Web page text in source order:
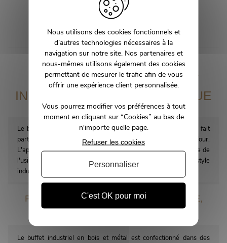
1 299,00 € 1 119,99 €
CRAQUEZ POUR UN BAHUT
INDUSTRIEL CHIC ET PRATIQUE
Le buffet industriel, aussi appelé enfilade ou bahut industriel, fait
partie du meuble de rangement incontournable côté séjour.
L'appellation de buffet style industriel est empruntée au monde de
l'usine et inspirée des lofts new-yorkais de Brooklyn. Le style
industriel est un style qui séduit. Cap sur l’ambiance factory !
POUR VOTRE ENFILADE INDUSTRIELLE,
SUCCOMBEZ AU BOIS ET AU MÉTAL !
Le buffet industriel en bois et métal est confectionné dans des
Nous utilisons des cookies fonctionnels et
d’autres technologies nécessaires à la
navigation sur notre site. Nos partenaires et
nous-mêmes utilisons également des cookies
permettant de mesurer le trafic afin de vous
offrir une expérience client personnalisée.
Vous pourrez modifier vos préférences à tout
moment en cliquant sur “Cookies” au bas de
n'importe quelle page.
C'est OK pour moi
Refuser les cookies
Personnaliser